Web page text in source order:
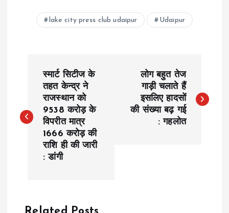
lake city press club udaipur Udaipur
s
स्मार्ट सिटीज के
तहत केन्द्र ने
राजस्थान को
9538 करोड़ के
विपरीत मात्र
1666 करोड़ की
राशि ही की जारी
: डांगी
लोग बहुत तेज
गाड़ी चलाते हैं
इसलिए हादसों
की संख्या बढ़ गई
: गहलोत